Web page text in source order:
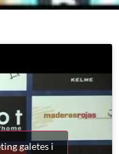
galetes i